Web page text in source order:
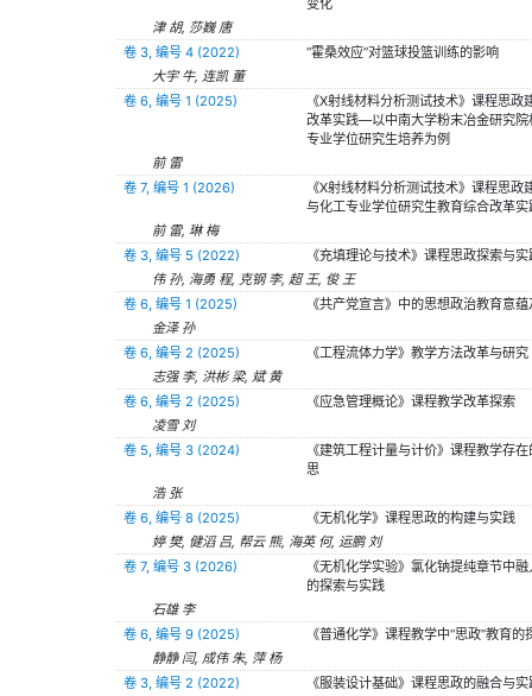
津 胡, 莎巍 唐
卷 3, 编号 4 (2022)
“霍桑效应”对篮球投篮训练的影响
大宇 牛, 连凯 董
卷 6, 编号 1 (2025)
《X射线材料分析测试技术》课程思政
改革实践—以中南大学粉末冶金研究院
专业学位研究生培养为例
前 雷
卷 7, 编号 1 (2026)
《X射线材料分析测试技术》课程思政
与化工专业学位研究生教育综合改革实
前 雷, 琳 梅
卷 3, 编号 5 (2022)
《充填理论与技术》课程思政探索与实
伟 孙, 海勇 程, 克钢 李, 超 王, 俊 王
卷 6, 编号 1 (2025)
《共产党宣言》中的思想政治教育意
金泽 孙
卷 6, 编号 2 (2025)
《工程流体力学》教学方法改革与研究
志强 李, 洪彬 梁, 斌 黄
卷 6, 编号 2 (2025)
《应急管理概论》课程教学改革探索
凌雪 刘
卷 5, 编号 3 (2024)
《建筑工程计量与计价》课程教学存
思
浩 张
卷 6, 编号 8 (2025)
《无机化学》课程思政的构建与实践
婷 樊, 健滔 吕, 帮云 熊, 海英 何, 运鹏 刘
卷 7, 编号 3 (2026)
《无机化学实验》氯化钠提纯章节中
的探索与实践
石雄 李
卷 6, 编号 9 (2025)
《普通化学》课程教学中“思政”教育的
静静 闫, 成伟 朱, 萍 杨
卷 3, 编号 2 (2022)
《服装设计基础》课程思政的融合与实